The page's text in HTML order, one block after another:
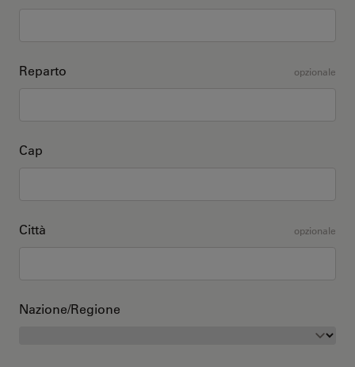
Reparto opzionale
Cap
Città opzionale
Nazione/Regione